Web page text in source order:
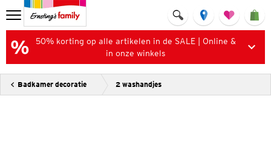
50% korting op alle artikelen in de SALE | Online &
in onze winkels
Badkamer decoratie 2 washandjes